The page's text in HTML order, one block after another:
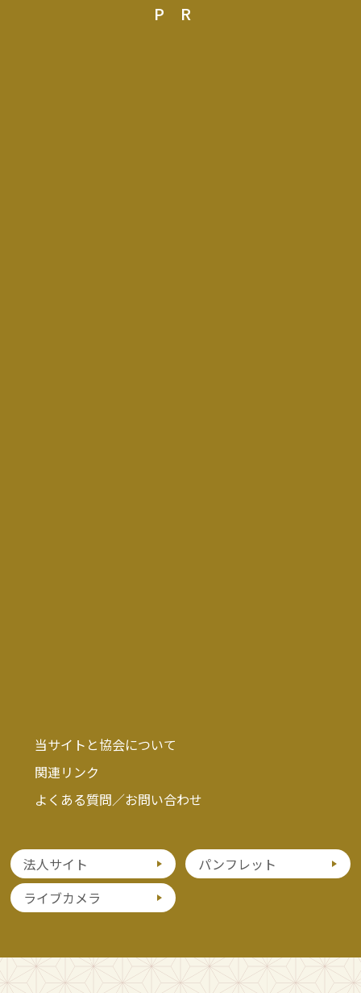
PR
当サイトと協会について
関連リンク
よくある質問／お問い合わせ
法人サイト
パンフレット
ライブカメラ